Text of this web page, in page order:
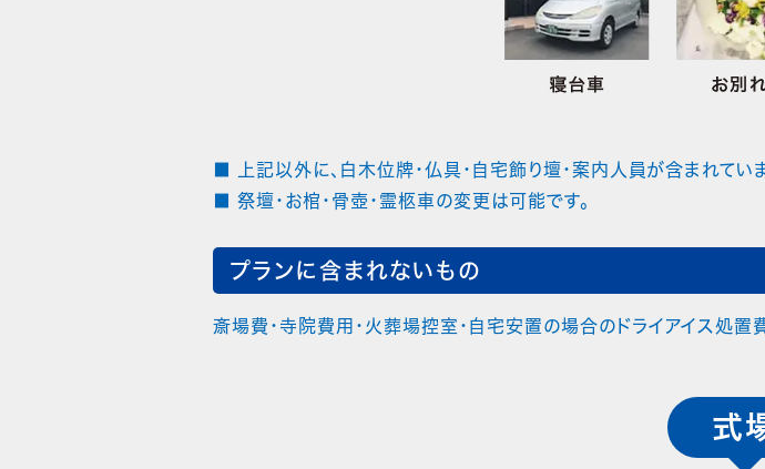
■ 上記以外に、白木位牌・仏具・自宅飾り壇・案内人員が含まれていま
■ 祭壇・お棺・骨壺・霊柩車の変更は可能です。
プランに含まれないもの
斎場費・寺院費用・火葬場控室・自宅安置の場合のドライアイス処置
式